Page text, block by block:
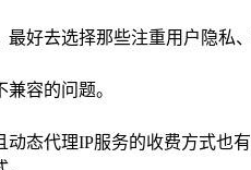
好去选择那些注重用户隐私
容的问题。
态代理IP服务的收费方式也